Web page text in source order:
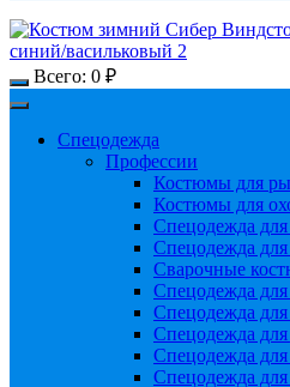
Всего: 0 ₽
Спецодежда
Профессии
Костюмы для
Костюмы для
Спецодежда
Спецодежда для
Сварочные
Спецодежда
Спецодежда
Спецодежда
Спецодежда для
Спецодежда